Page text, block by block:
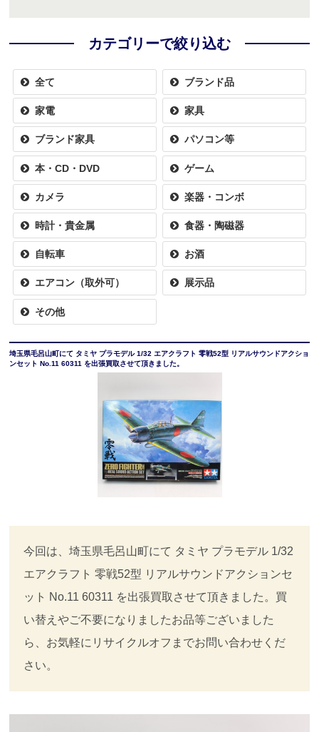
カテゴリーで絞り込む
全て ブランド品
家電 家具
ブランド家具 パソコン等
本・CD・DVD ゲーム
カメラ 楽器・コンボ
時計・貴金属 食器・陶磁器
自転車 お酒
エアコン（取外可） 展示品
その他
埼玉県毛呂山町にて タミヤ プラモデル 1/32 エアクラフト 零戦52型 リアルサウンドアクショ
ンセット No.11 60311 を出張買取させて頂きました。
今回は、埼玉県毛呂山町にて タミヤ プラモデル 1/32
エアクラフト 零戦52型 リアルサウンドアクションセ
ット No.11 60311 を出張買取させて頂きました。買
い替えやご不要になりましたお品等ございました
ら、お気軽にリサイクルオフまでお問い合わせくだ
さい。